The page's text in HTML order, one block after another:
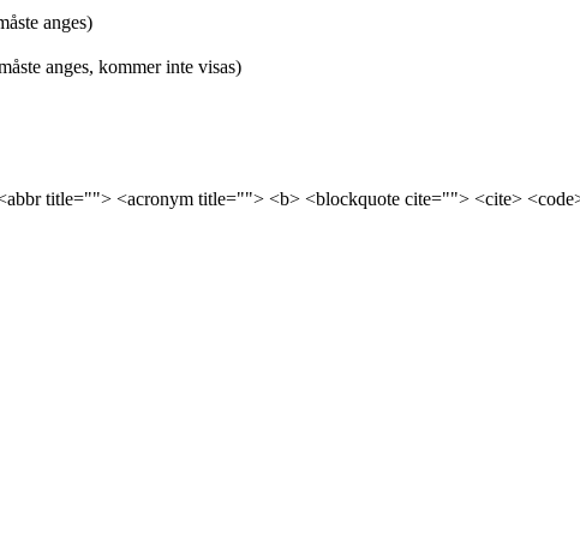
anges)
anges, kommer inte visas)
title=""> <acronym title=""> <b> <blockquote cite=""> <cite>